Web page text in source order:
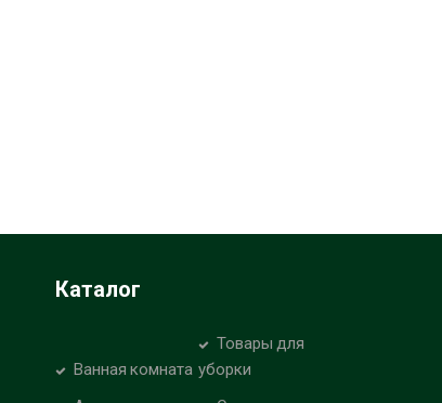
Каталог
Ванная комната
Товары для
уборки